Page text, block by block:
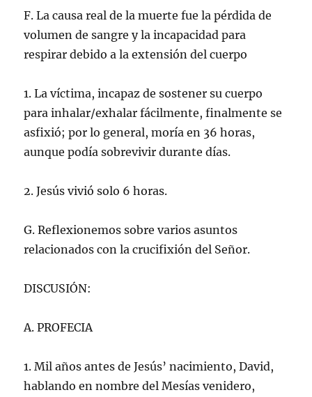
F. La causa real de la muerte fue la pérdida de
volumen de sangre y la incapacidad para
respirar debido a la extensión del cuerpo
1. La víctima, incapaz de sostener su cuerpo
para inhalar/exhalar fácilmente, finalmente se
asfixió; por lo general, moría en 36 horas,
aunque podía sobrevivir durante días.
2. Jesús vivió solo 6 horas.
G. Reflexionemos sobre varios asuntos
relacionados con la crucifixión del Señor.
DISCUSIÓN:
A. PROFECIA
1. Mil años antes de Jesús’ nacimiento, David,
hablando en nombre del Mesías venidero,